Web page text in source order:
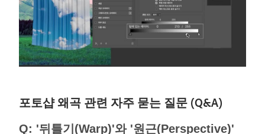
포토샵 왜곡 관련 자주 묻는 질문 (Q&A)
Q: '뒤틀기(Warp)'와 '원근(Perspective)'